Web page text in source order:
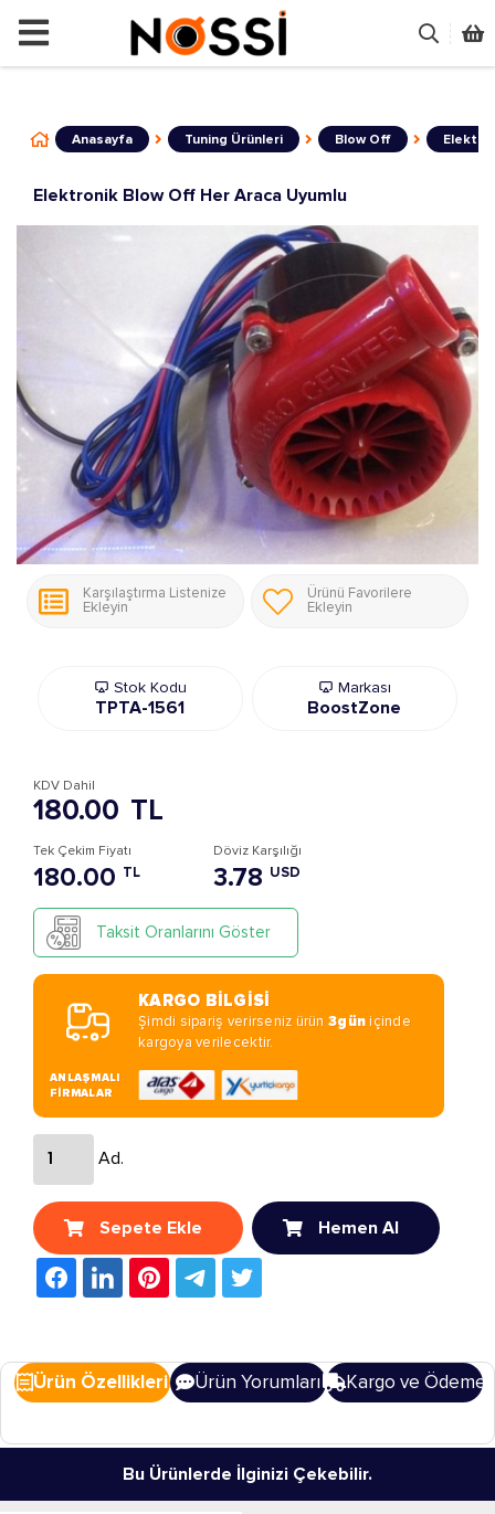
ÜRÜNLERİN TAMAMI
Anasayfa Tuning Ürünleri Blow Off
Elektronik Blow Off Her Araca Uyumlu
Karşılaştırma Listenize
Ekleyin
Ürünü Favorilere
Ekleyin
Stok Kodu
TPTA-1561
Markası
BoostZone
180.00 TL
KDV Dahil
Tek Çekim Fiyatı
180.00 TL
Döviz Karşılığı
3.78 USD
Taksit Oranlarını Göster
KARGO BİLGİSİ
Şimdi sipariş verirseniz ürün 3güniçinde
kargoya verilecektir.
ANLAŞMALI
FİRMALAR
Ad.
Sepete Ekle Hemen Al
Ürün Özellikleri Ürün Yorumları Kargo ve Ödeme
Bu Ürünlerde İlginizi Çekebilir.